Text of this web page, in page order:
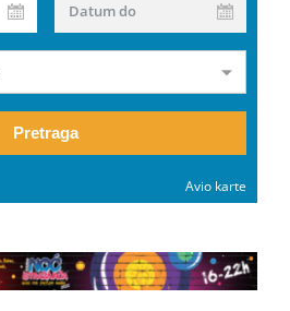
Datum do
Pretraga
Avio karte